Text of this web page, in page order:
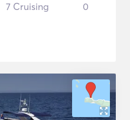
7 Cruising 0